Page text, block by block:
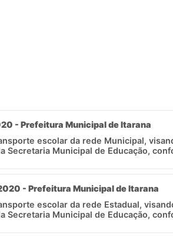
- Prefeitura Municipal de Itarana
escolar da rede Municipal,
Secretaria Municipal de Educação,
- Prefeitura Municipal de Itarana
escolar da rede Estadual,
Secretaria Municipal de Educação,